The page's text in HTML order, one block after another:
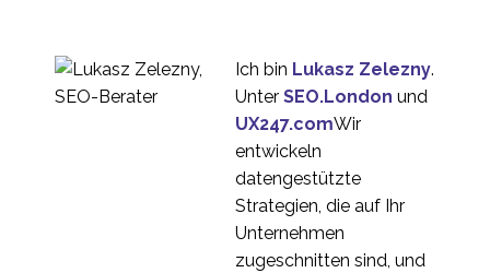
Nutzererlebnis so
wichtig ist
0
11 Nov. 2015
Der ROI der Website-
Benutzerfreundlichkeit
0
Markieren Sie Ihre
Hausaufgaben?
0
Bereitstellung der
Ich bin Lukasz Zelezny.
Unter SEO.London und
UX247.comWir
entwickeln
datengestützte
Strategien, die auf Ihr
Unternehmen
zugeschnitten sind, und